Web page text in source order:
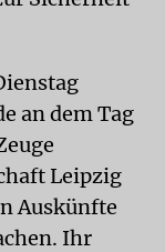
an dem Tag
Leipzig
Auskünfte
Ihr